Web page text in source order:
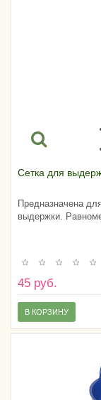
Сетка для
Предназначена
выдержки.
45 руб.
В КОРЗИНУ